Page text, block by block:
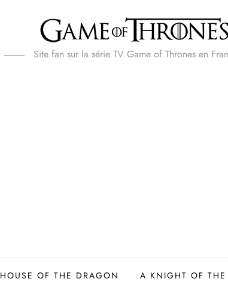
Site fan sur la série TV Game of Thrones en
HOUSE OF THE DRAGON A KNIGHT OF